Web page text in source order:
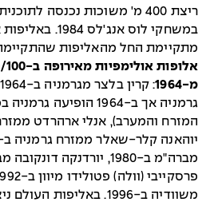
ריצת 400 מ' משוכות נכנסה
במשחקי לוס אנג'לס
מתקיימת החל מהאליפות שהתקיימה ב-
מ-1964
גרמניה אך ב-1964
משוודיה ב-1996. באליפות